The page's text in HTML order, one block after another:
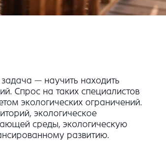
— научить находить
Спрос на таких специалистов
экологических ограничений.
экологическое
среды, экологическую
развитию.